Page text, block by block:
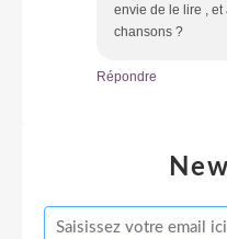
envie de le lire , et
chansons ?
Répondre